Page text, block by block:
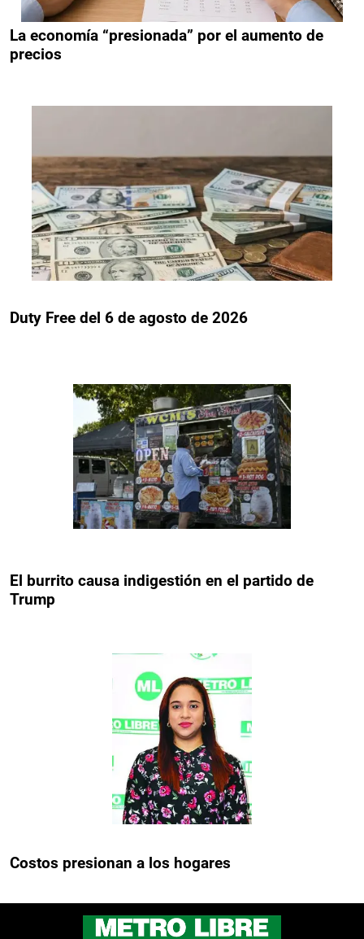
La economía “presionada” por el aumento de
precios
Duty Free del 6 de agosto de 2026
El burrito causa indigestión en el partido de
Trump
Costos presionan a los hogares